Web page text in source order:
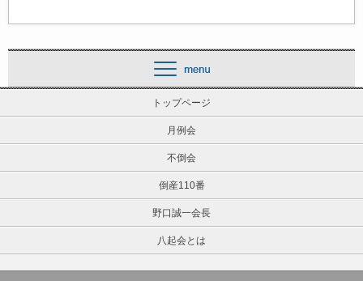
トップページ
月例会
不倒会
倒産110番
野口誠一会長
八起会とは